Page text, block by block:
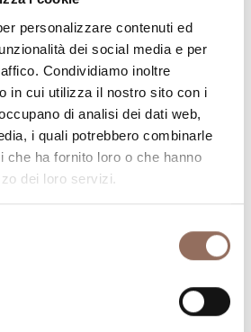
personalizzare contenuti ed
dei social media e per
Condividiamo inoltre
in cui utilizza il nostro sito con i
di analisi dei dati web,
i quali potrebbero combinarle
che ha fornito loro o che hanno
dei loro servizi.
vacanza
di Langhe Monferrato Roero, con